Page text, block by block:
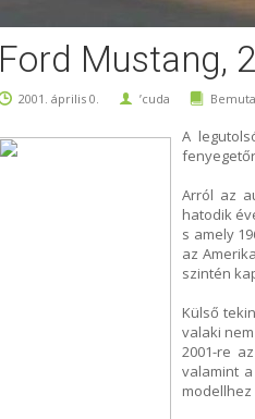
Ford Mustang,
2001. április 0. ’cuda
A
Arról az
hatodik
s amely
az
szintén
Külső
valaki
2001-re
valamint
modellhez